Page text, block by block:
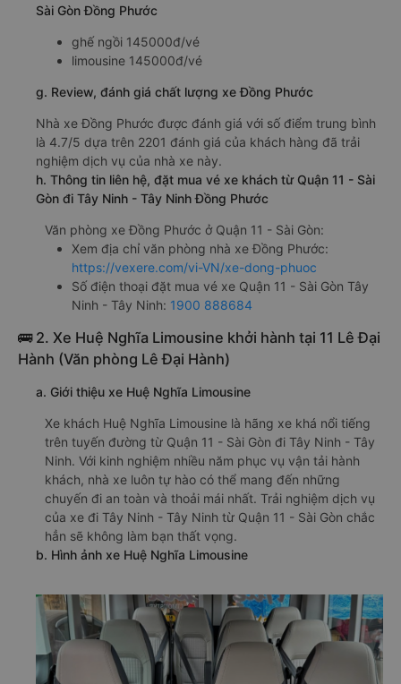
Sài Gòn Đồng Phước
ghế ngồi 145000đ/vé
limousine 145000đ/vé
g. Review, đánh giá chất lượng xe Đồng Phước
Nhà xe Đồng Phước được đánh giá với số điểm trung bình
là 4.7/5 dựa trên 2201 đánh giá của khách hàng đã trải
nghiệm dịch vụ của nhà xe này.
h. Thông tin liên hệ, đặt mua vé xe khách từ Quận 11 - Sài
Gòn đi Tây Ninh - Tây Ninh Đồng Phước
Văn phòng xe Đồng Phước ở Quận 11 - Sài Gòn:
Xem địa chỉ văn phòng nhà xe Đồng Phước:
https://vexere.com/vi-VN/xe-dong-phuoc
Số điện thoại đặt mua vé xe Quận 11 - Sài Gòn Tây
Ninh - Tây Ninh: 1900 888684
🚌 2. Xe Huệ Nghĩa Limousine khởi hành tại 11 Lê Đại
Hành (Văn phòng Lê Đại Hành)
a. Giới thiệu xe Huệ Nghĩa Limousine
Xe khách Huệ Nghĩa Limousine là hãng xe khá nổi tiếng
trên tuyến đường từ Quận 11 - Sài Gòn đi Tây Ninh - Tây
Ninh. Với kinh nghiệm nhiều năm phục vụ vận tải hành
khách, nhà xe luôn tự hào có thể mang đến những
chuyến đi an toàn và thoải mái nhất. Trải nghiệm dịch vụ
của xe đi Tây Ninh - Tây Ninh từ Quận 11 - Sài Gòn chắc
hẳn sẽ không làm bạn thất vọng.
b. Hình ảnh xe Huệ Nghĩa Limousine